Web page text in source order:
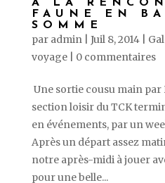
À LA
FAUNE EN
SOMME
par admin Juil 8, 2014|
voyage| 0 commentaires
Une sortie cousu main
section loisir du TCK
en événements, par un
Après un départ assez
notre après-midi à jouer
pour une belle...